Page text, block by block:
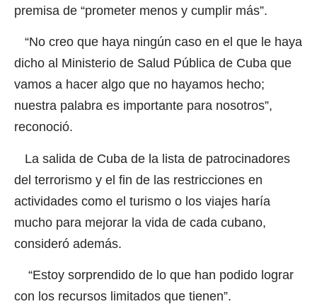
premisa de “prometer menos y cumplir más”.
“No creo que haya ningún caso en el que le haya
dicho al Ministerio de Salud Pública de Cuba que
vamos a hacer algo que no hayamos hecho;
nuestra palabra es importante para nosotros”,
reconoció.
La salida de Cuba de la lista de patrocinadores
del terrorismo y el fin de las restricciones en
actividades como el turismo o los viajes haría
mucho para mejorar la vida de cada cubano,
consideró además.
“Estoy sorprendido de lo que han podido lograr
con los recursos limitados que tienen”.